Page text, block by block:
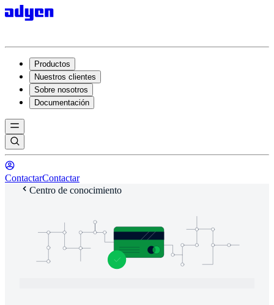
Productos
Nuestros clientes
Sobre nosotros
Documentación
ContactarContactar
Centro de conocimiento